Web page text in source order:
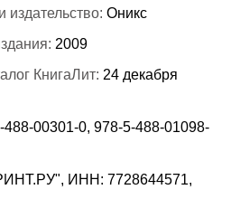
издательство:Оникс
2009
КнигаЛит: 24 декабря
00301-0, 978-5-488-01098-
ИНН: 7728644571,